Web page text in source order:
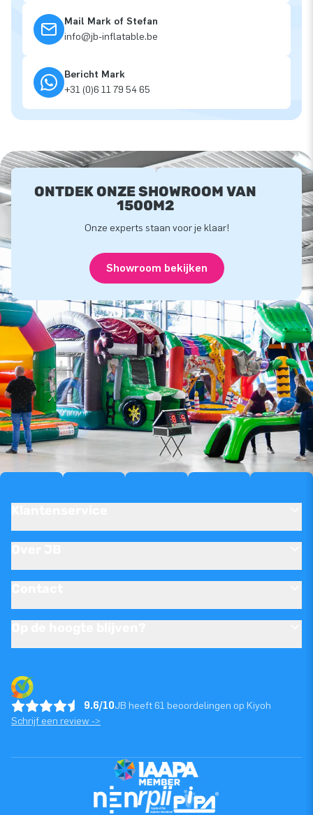
Mail Mark of Stefan
info@jb-inflatable.be
Bericht Mark
+31 (0)6 11 79 54 65
ONTDEK ONZE SHOWROOM VAN
1500M2
Onze experts staan voor je klaar!
Showroom bekijken
9.6/10JB heeft 61 beoordelingen op Kiyoh
Schrijf een review ->